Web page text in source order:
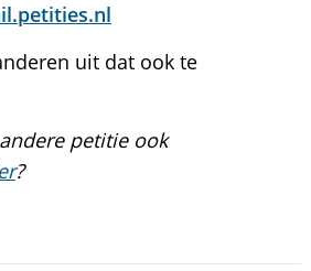
uit dat ook te
petitie ook
?